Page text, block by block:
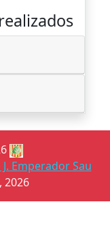
Emperador Sau
2026